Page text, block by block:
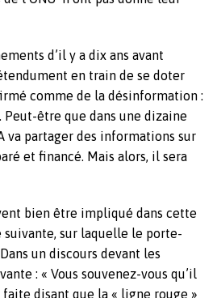
d’il y a dix ans avant
en train de se doter
comme de la désinformation :
Peut-être que dans une dizaine
va partager des informations sur
et financé. Mais alors, il sera
bien être impliqué dans cette
sur laquelle le porte-
un discours devant les
: « Vous souvenez-vous qu’il
disant que la « ligne rouge »